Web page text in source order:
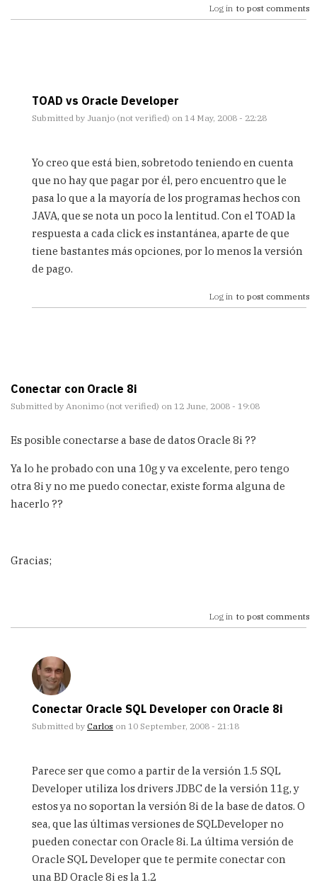
Log in to post comments
TOAD vs Oracle Developer
Submitted by Juanjo (not verified) on 14 May, 2008 - 22:28
reply
Yo
lo
he
y,para
mi
by
Yo creo que está bien, sobretodo teniendo en cuenta
que no hay que pagar por él, pero encuentro que le
pasa lo que a la mayoría de los programas hechos con
JAVA, que se nota un poco la lentitud. Con el TOAD la
respuesta a cada click es instantánea, aparte de que
tiene bastantes más opciones, por lo menos la versión
de pago.
Log in to post comments
Conectar con Oracle 8i
Submitted by Anonimo (not verified) on 12 June, 2008 - 19:08
Es posible conectarse a base de datos Oracle 8i ??
Ya lo he probado con una 10g y va excelente, pero tengo
otra 8i y no me puedo conectar, existe forma alguna de
hacerlo ??
Gracias;
Log in to post comments
Conectar Oracle SQL Developer con Oracle 8i
Submitted by Carlos on 10 September, 2008 - 21:18
reply
Conectar
con
Oracle
by
Anonimo
(not
Parece ser que como a partir de la versión 1.5 SQL
Developer utiliza los drivers JDBC de la versión 11g, y
estos ya no soportan la versión 8i de la base de datos. O
sea, que las últimas versiones de SQLDeveloper no
pueden conectar con Oracle 8i. La última versión de
Oracle SQL Developer que te permite conectar con
una BD Oracle 8i es la 1.2